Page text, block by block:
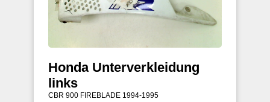
Honda Unterverkleidung
links
CBR 900 FIREBLADE 1994-1995